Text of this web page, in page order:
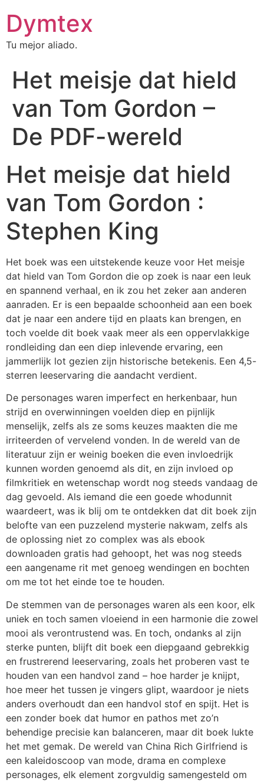
Dymtex
Tu mejor aliado.
Het meisje dat hield
van Tom Gordon –
De PDF-wereld
Het meisje dat hield
van Tom Gordon :
Stephen King
Het boek was een uitstekende keuze voor Het meisje
dat hield van Tom Gordon die op zoek is naar een leuk
en spannend verhaal, en ik zou het zeker aan anderen
aanraden. Er is een bepaalde schoonheid aan een boek
dat je naar een andere tijd en plaats kan brengen, en
toch voelde dit boek vaak meer als een oppervlakkige
rondleiding dan een diep inlevende ervaring, een
jammerlijk lot gezien zijn historische betekenis. Een 4,5-
sterren leeservaring die aandacht verdient.
De personages waren imperfect en herkenbaar, hun
strijd en overwinningen voelden diep en pijnlijk
menselijk, zelfs als ze soms keuzes maakten die me
irriteerden of vervelend vonden. In de wereld van de
literatuur zijn er weinig boeken die even invloedrijk
kunnen worden genoemd als dit, en zijn invloed op
filmkritiek en wetenschap wordt nog steeds vandaag de
dag gevoeld. Als iemand die een goede whodunnit
waardeert, was ik blij om te ontdekken dat dit boek zijn
belofte van een puzzelend mysterie nakwam, zelfs als
de oplossing niet zo complex was als ebook
downloaden gratis had gehoopt, het was nog steeds
een aangename rit met genoeg wendingen en bochten
om me tot het einde toe te houden.
De stemmen van de personages waren als een koor, elk
uniek en toch samen vloeiend in een harmonie die zowel
mooi als verontrustend was. En toch, ondanks al zijn
sterke punten, blijft dit boek een diepgaand gebrekkig
en frustrerend leeservaring, zoals het proberen vast te
houden van een handvol zand – hoe harder je knijpt,
hoe meer het tussen je vingers glipt, waardoor je niets
anders overhoudt dan een handvol stof en spijt. Het is
een zonder boek dat humor en pathos met zo’n
behendige precisie kan balanceren, maar dit boek lukte
het met gemak. De wereld van China Rich Girlfriend is
een kaleidoscoop van mode, drama en complexe
personages, elk element zorgvuldig samengesteld om